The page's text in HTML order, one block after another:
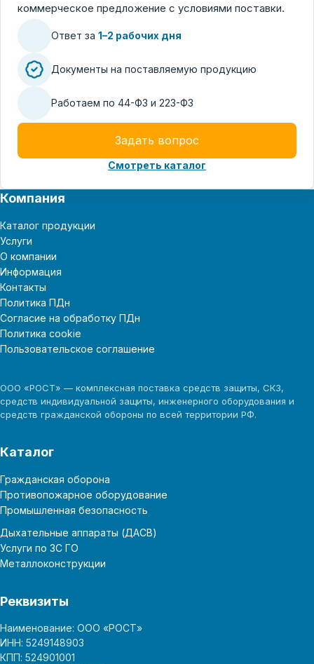
коммерческое предложение с условиями поставки.
Ответ за 1–2 рабочих дня
Документы на поставляемую продукцию
Работаем по 44-ФЗ и 223-ФЗ
Задать вопрос
Смотреть каталог
Компания
Каталог продукции
Услуги
О компании
Информация
Контакты
Политика ПДн
Согласие на обработку ПДн
Политика cookie
Пользовательское соглашение
ООО «РОСТ» — комплексная поставка средств защиты, СКЗ,
средств индивидуальной защиты, инженерного оборудования и
средств гражданской обороны по всей территории РФ.
Каталог
Гражданская оборона
Противопожарное оборудование
Промышленная безопасность
Дыхательные аппараты (ДАСВ)
Услуги по ЗС ГО
Металлоконструкции
Реквизиты
Наименование: ООО «РОСТ»
ИНН: 5249148903
КПП: 524901001